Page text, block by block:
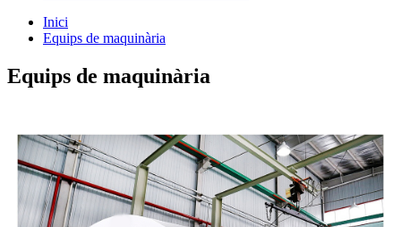
Inici
Equips de maquinària
Equips de maquinària